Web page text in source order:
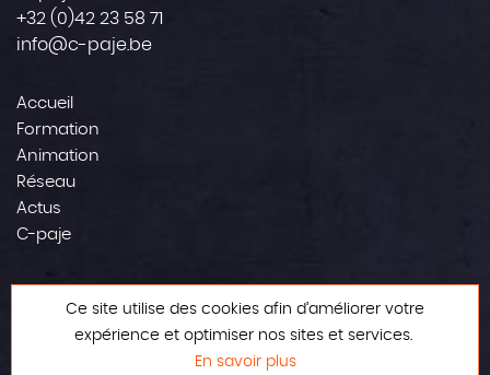
+32 (0)42 23 58 71
info@c-paje.be
Accueil
Formation
Animation
Réseau
Actus
C-paje
Ce site utilise des cookies afin d’améliorer votre
expérience et optimiser nos sites et services.
En savoir plus